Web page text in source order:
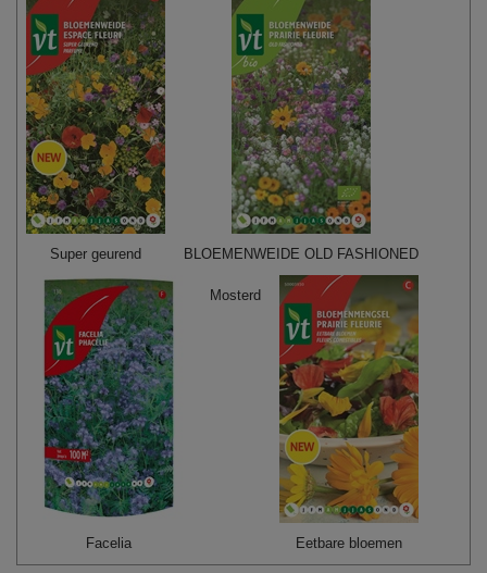
Super geurend BLOEMENWEIDE OLD FASHIONED
Facelia
Mosterd
Eetbare bloemen